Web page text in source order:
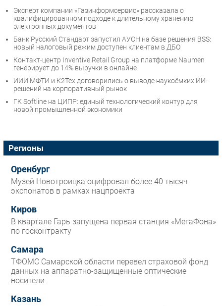
Эксперт компании «Газинформсервис» рассказала о
квалифицированном подходе к длительному хранению
электронных документов
Банк Русский Стандарт запустил АУСН на базе решения BSS:
новый налоговый режим доступен клиентам в ДБО
Контакт-центр Inventive Retail Group на платформе Naumen
генерирует до 14% выручки в онлайне
ИИИ МФТИ и К2Тех договорились о выводе наукоёмких ИИ-
решений на корпоративный рынок
ГК Softline на ЦИПР: единый технологический контур для
новой промышленной экономики
Регионы
Оренбург
Музей Новотроицка оцифровал более 40 тысяч
экспонатов в рамках нацпроекта
Киров
В квартале Гарь запущена первая станция «МегаФона»
по госконтракту
Самара
ТФОМС Самарской области перевел страховой фонд
данных на аппаратно-защищенные оптические
носители
Казань